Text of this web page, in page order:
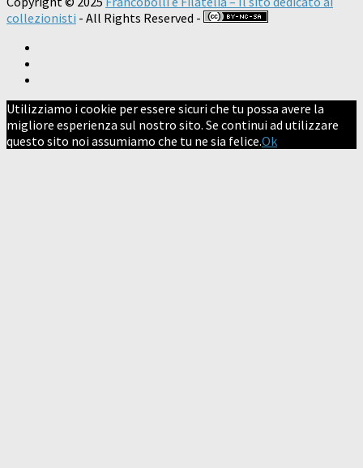
collezionisti - All Rights Reserved -
Utilizziamo i cookie per essere sicuri che tu possa avere la
migliore esperienza sul nostro sito. Se continui ad utilizzare
questo sito noi assumiamo che tu ne sia felice.Ok